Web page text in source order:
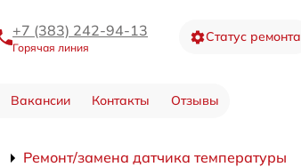
+7 (383) 242-94-13
Горячая линия
Статус ремонта
Вакансии Контакты Отзывы
Ремонт/замена датчика температуры